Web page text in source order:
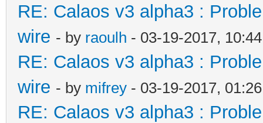
RE: Calaos v3 alpha3 :
wire - by raoulh - 03-19-2017,
RE: Calaos v3 alpha3 :
wire - by mifrey - 03-19-2017,
RE: Calaos v3 alpha3 :